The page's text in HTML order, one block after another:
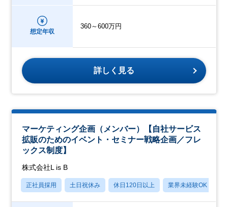
想定年収
360～600万円
詳しく見る
マーケティング企画（メンバー）【自社サービス
拡販のためのイベント・セミナー戦略企画／フレ
ックス制度】
株式会社L is B
正社員採用 土日祝休み 休日120日以上 業界未経験OK